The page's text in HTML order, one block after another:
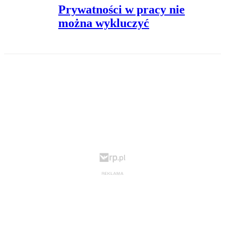
Prywatności w pracy nie
można wykluczyć